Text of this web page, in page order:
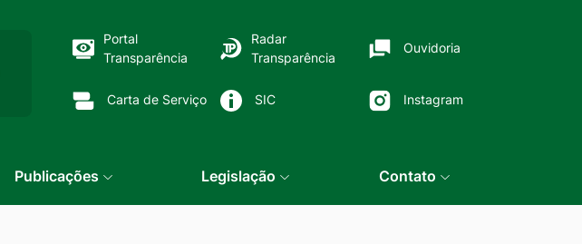
Portal
Transparência
Radar
Transparência
Ouvidoria
Carta de Serviço SIC Instagram
Publicações Legislação Contato